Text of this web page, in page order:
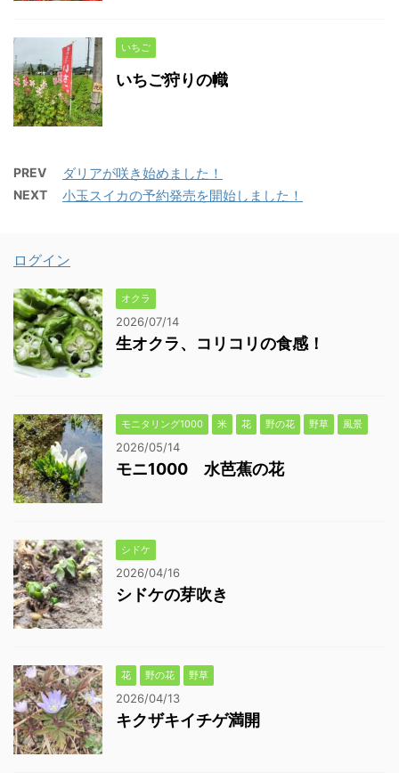
いちご
いちご狩りの幟
PREV ダリアが咲き始めました！
NEXT 小玉スイカの予約発売を開始しました！
ログイン
オクラ
2026/07/14
生オクラ、コリコリの食感！
モニタリング1000 米 花 野の花 野草 風景
2026/05/14
モニ1000 水芭蕉の花
シドケ
2026/04/16
シドケの芽吹き
花 野の花 野草
2026/04/13
キクザキイチゲ満開